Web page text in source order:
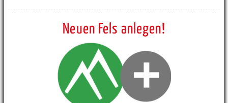
Neuen Fels anlegen!